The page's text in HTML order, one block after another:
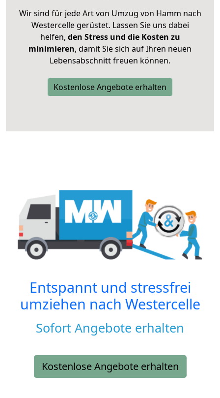
Wir sind für jede Art von Umzug von Hamm nach
Westercelle gerüstet. Lassen Sie uns dabei
helfen, den Stress und die Kosten zu
minimieren, damit Sie sich auf Ihren neuen
Lebensabschnitt freuen können.
Kostenlose Angebote erhalten
Entspannt und stressfrei
umziehen nach Westercelle
Sofort Angebote erhalten
Kostenlose Angebote erhalten